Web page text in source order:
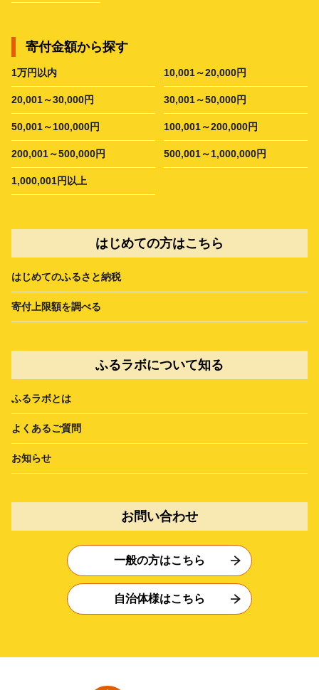
寄付金額から探す
1万円以内 10,001～20,000円
20,001～30,000円 30,001～50,000円
50,001～100,000円 100,001～200,000円
200,001～500,000円 500,001～1,000,000円
1,000,001円以上
はじめての方はこちら
はじめてのふるさと納税
寄付上限額を調べる
ふるラボについて知る
ふるラボとは
よくあるご質問
お知らせ
お問い合わせ
一般の方はこちら
自治体様はこちら